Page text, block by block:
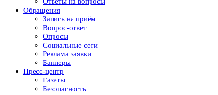
Ответы на вопросы
Обращения
Запись на приём
Вопрос-ответ
Опросы
Социальные сети
Реклама заявки
Баннеры
Пресс-центр
Газеты
Безопасность